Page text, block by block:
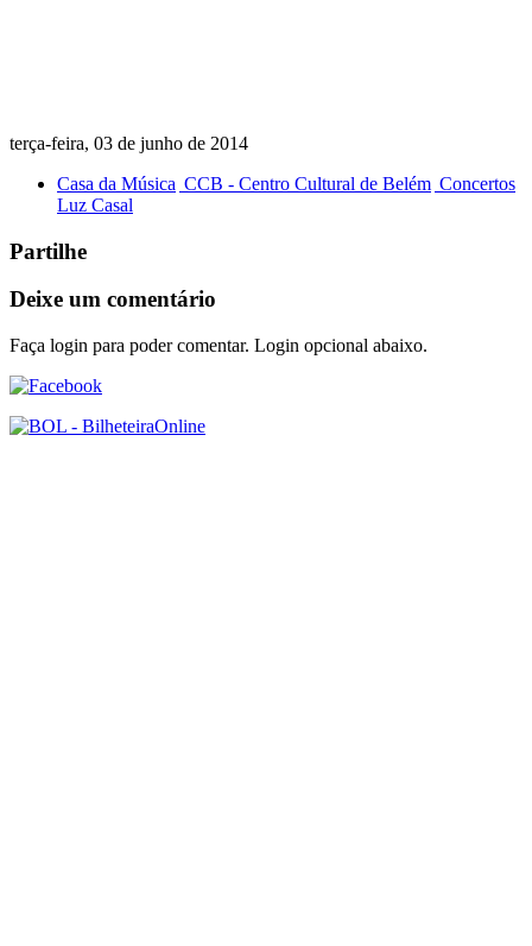
terça-feira, 03 de junho de 2014
Casa da Música CCB - Centro Cultural de Belém Concertos
Luz Casal
Partilhe
Deixe um comentário
Faça login para poder comentar. Login opcional abaixo.